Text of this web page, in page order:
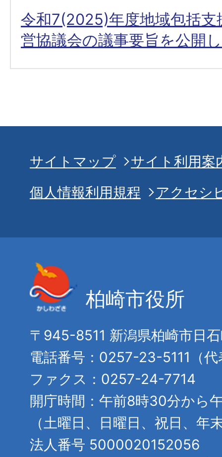
令和7(2025)年度地域包括支
営協議会の議事要旨を公開
サイトマップ
サイト利用案
個人情報利用規程
アクセシ
柏崎市役所
〒945-8511 新潟県柏崎市日
電話番号：0257-23-5111（代
ファクス：0257-24-7714
開庁時間：午前8時30分から
（土曜日、日曜日、祝日、年
法人番号 5000020152056